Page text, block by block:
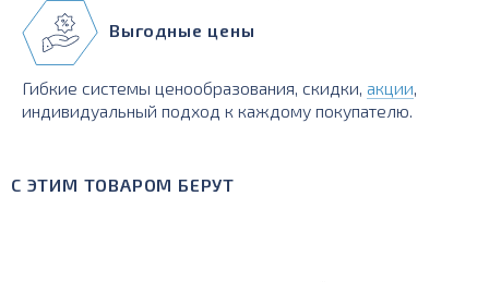
Выгодные цены
Гибкие системы ценообразования, скидки, акции,
индивидуальный подход к каждому покупателю.
С ЭТИМ ТОВАРОМ БЕРУТ